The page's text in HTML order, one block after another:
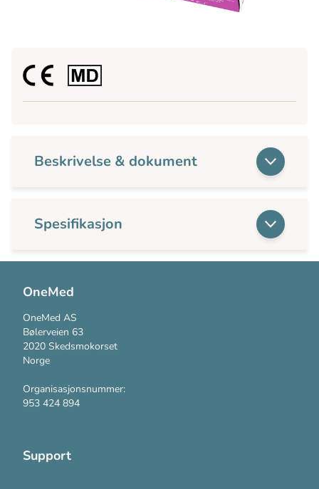
Beskrivelse & dokument
Spesifikasjon
OneMed
OneMed AS
Bølerveien 63
2020 Skedsmokorset
Norge
Organisasjonsnummer:
953 424 894
Support